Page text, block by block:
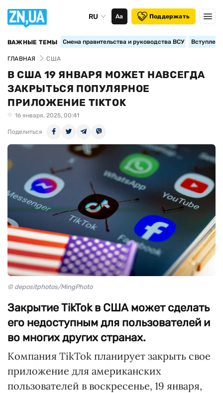
RU Аа Поддержать
ВАЖНЫЕ ТЕМЫ Смена правительства и руководства ВСУ
ГЛАВНАЯ США
В США 19 ЯНВАРЯ МОЖЕТ НАВСЕГДА
ЗАКРЫТЬСЯ ПОПУЛЯРНОЕ
ПРИЛОЖЕНИЕ TIKTOK
16 января, 2025, 00:41
Поделиться
© depositphotos/MingPhoto
Закрытие TikTok в США может сделать
его недоступным для пользователей и
во многих других странах.
Компания TikTok планирует закрыть свое
приложение для американских
пользователей в воскресенье, 19 января,